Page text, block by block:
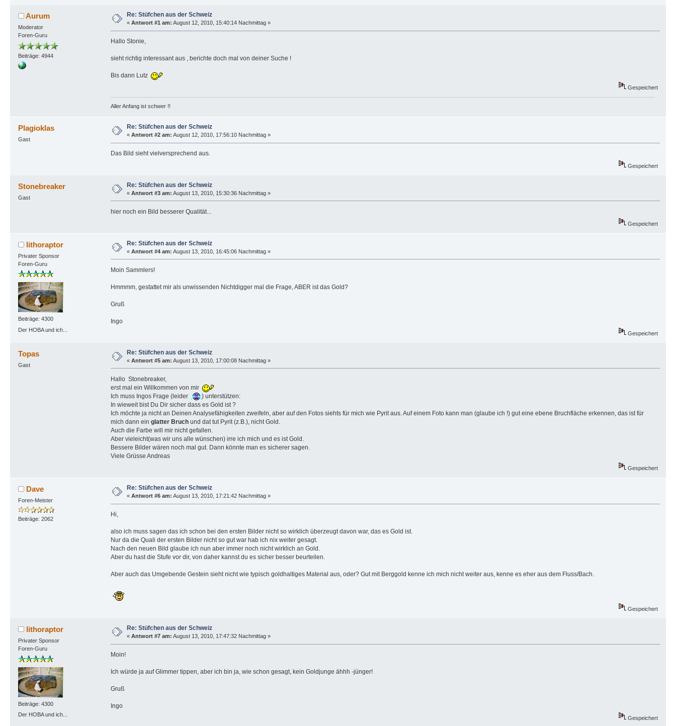
Aurum
Moderator
Foren-Guru
Beiträge: 4944
Re: Stüfchen aus der Schweiz
« Antwort #1 am: August 12, 2010, 15:40:14 Nachmittag »
Hallo Stonie,
sieht richtig interessant aus , berichte doch mal von deiner Suche !
Bis dann Lutz
Gespeichert
Aller Anfang ist schwer !!
Plagioklas
Gast
Re: Stüfchen aus der Schweiz
« Antwort #2 am: August 12, 2010, 17:56:10 Nachmittag »
Das Bild sieht vielversprechend aus.
Gespeichert
Stonebreaker
Gast
Re: Stüfchen aus der Schweiz
« Antwort #3 am: August 13, 2010, 15:30:36 Nachmittag »
hier noch ein Bild besserer Qualität...
Gespeichert
lithoraptor
Privater Sponsor
Foren-Guru
Beiträge: 4300
Der HOBA und ich...
Re: Stüfchen aus der Schweiz
« Antwort #4 am: August 13, 2010, 16:45:06 Nachmittag »
Moin Sammlers!
Hmmmm, gestattet mir als unwissenden Nichtdigger mal die Frage, ABER ist das Gold?
Gruß
Ingo
Gespeichert
Topas
Gast
Re: Stüfchen aus der Schweiz
« Antwort #5 am: August 13, 2010, 17:00:08 Nachmittag »
Hallo Stonebreaker,
erst mal ein Willkommen von mir
Ich muss Ingos Frage (leider
) unterstützen:
In wieweit bist Du Dir sicher dass es Gold ist ?
Ich möchte ja nicht an Deinen Analysefähigkeiten zweifeln, aber auf den Fotos siehts für mich wie Pyrit aus. Auf einem Foto kann man (glaube ich !) gut eine ebene Bruchfläche erkennen, das ist für
mich dann ein glatter Bruchund dat tut Pyrit (z.B.), nicht Gold.
Auch die Farbe will mir nicht gefallen.
Aber vieleicht(was wir uns alle wünschen) irre ich mich und es ist Gold.
Bessere Bilder wären noch mal gut. Dann könnte man es sicherer sagen.
Viele Grüsse Andreas
Gespeichert
Dave
Foren-Meister
Beiträge: 2062
Re: Stüfchen aus der Schweiz
« Antwort #6 am: August 13, 2010, 17:21:42 Nachmittag »
Hi,
also ich muss sagen das ich schon bei den ersten Bilder nicht so wirklich überzeugt davon war, das es Gold ist.
Nur da die Quali der ersten Bilder nicht so gut war hab ich nix weiter gesagt.
Nach den neuen Bild glaube ich nun aber immer noch nicht wirklich an Gold.
Aber du hast die Stufe vor dir, von daher kannst du es sicher besser beurteilen.
Aber auch das Umgebende Gestein sieht nicht wie typisch goldhaltiges Material aus, oder? Gut mit Berggold kenne ich mich nicht weiter aus, kenne es eher aus dem Fluss/Bach.
Gespeichert
lithoraptor
Privater Sponsor
Foren-Guru
Beiträge: 4300
Der HOBA und ich...
Re: Stüfchen aus der Schweiz
« Antwort #7 am: August 13, 2010, 17:47:32 Nachmittag »
Moin!
Ich würde ja auf Glimmer tippen, aber ich bin ja, wie schon gesagt, kein Goldjunge ähhh -jünger!
Gruß
Ingo
Gespeichert